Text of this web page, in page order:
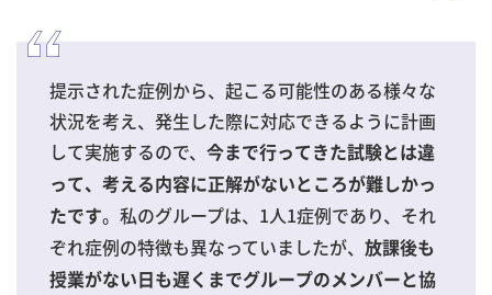
提示された症例から、起こる可能性のある様々な
状況を考え、発生した際に対応できるように計画
して実施するので、
今まで行ってきた試験とは違
って、考える内容に正解がないところが難しかっ
たです。私のグループは、1人1症例であり、それ
ぞれ症例の特徴も異なっていましたが、
放課後も
授業がない日も遅くまでグループのメンバーと協